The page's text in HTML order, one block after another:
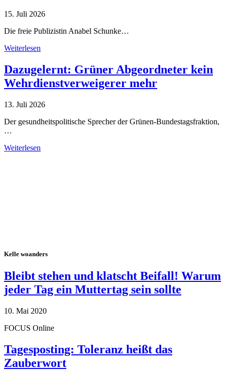
15. Juli 2026
Die freie Publizistin Anabel Schunke…
Weiterlesen
Dazugelernt: Grüner Abgeordneter kein
Wehrdienstverweigerer mehr
13. Juli 2026
Der gesundheitspolitische Sprecher der Grünen-Bundestagsfraktion,
…
Weiterlesen
Kelle woanders
Bleibt stehen und klatscht Beifall! Warum
jeder Tag ein Muttertag sein sollte
10. Mai 2020
FOCUS Online
Tagesposting: Toleranz heißt das
Zauberwort